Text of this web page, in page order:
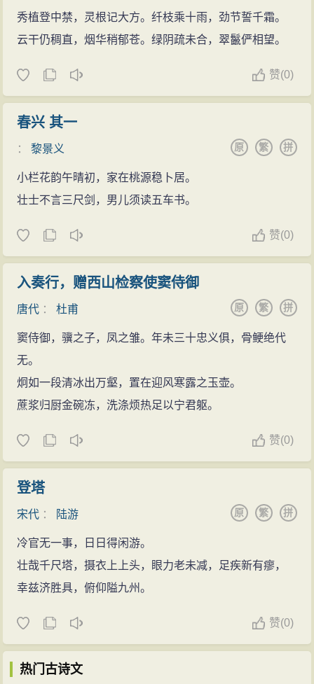
秀植登中禁，灵根记大方。纤枝乘十雨，劲节誓千霜。
云干仍稠直，烟华稍郁苍。绿阴疏未合，翠鬣俨相望。
赞(0)
春兴 其一
：黎景义 拼
繁
原
小栏花韵午晴初，家在桃源稳卜居。
壮士不言三尺剑，男儿须读五车书。
赞(0)
入奏行，赠西山检察使窦侍御
唐代 ：杜甫 拼
繁
原
窦侍御，骥之子，凤之雏。年未三十忠义俱，骨鲠绝代
无。
炯如一段清冰出万壑，置在迎风寒露之玉壶。
蔗浆归厨金碗冻，洗涤烦热足以宁君躯。
赞(0)
登塔
宋代 ： 陆游 拼
繁
原
冷官无一事，日日得闲游。
壮哉千尺塔，摄衣上上头，眼力老未减，足疾新有瘳，
幸兹济胜具，俯仰隘九州。
赞(0)
热门古诗文